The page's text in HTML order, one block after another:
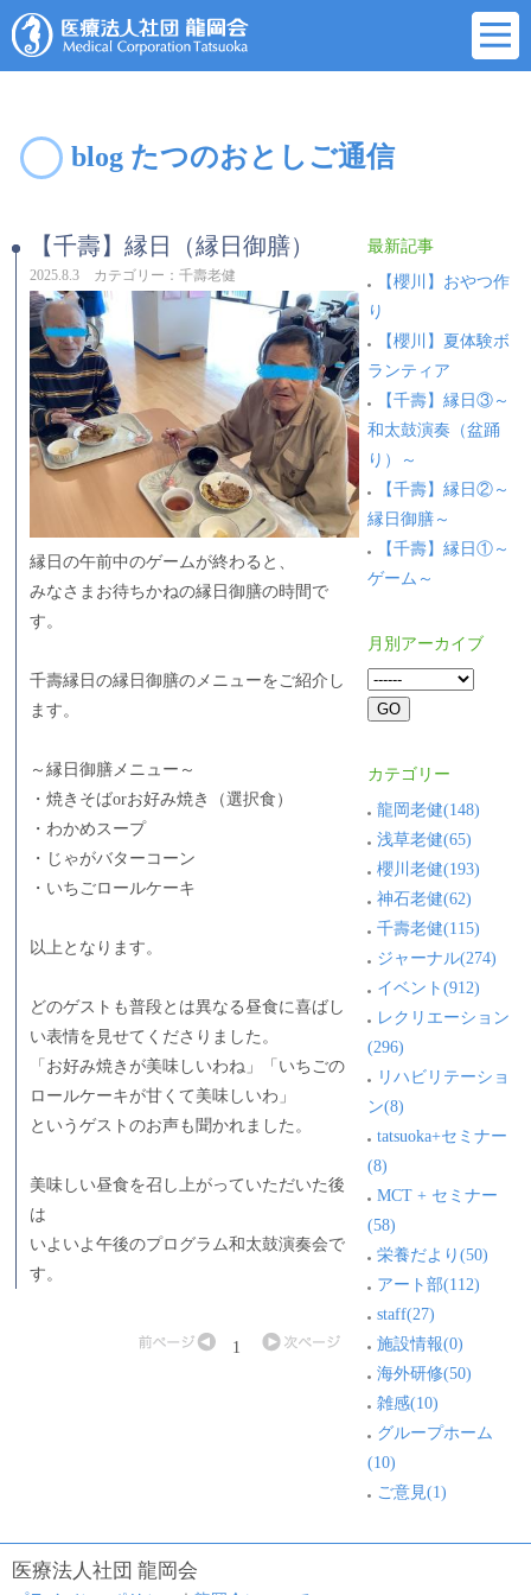
blog たつのおとしご通信
【千壽】縁日（縁日御膳）
2025.8.3 カテゴリー：千壽老健
縁日の午前中のゲームが終わると、
みなさまお待ちかねの縁日御膳の時間で
す。
千壽縁日の縁日御膳のメニューをご紹介し
ます。
～縁日御膳メニュー～
・焼きそばorお好み焼き（選択食）
・わかめスープ
・じゃがバターコーン
・いちごロールケーキ
以上となります。
どのゲストも普段とは異なる昼食に喜ばし
い表情を見せてくださりました。
「お好み焼きが美味しいわね」「いちごの
ロールケーキが甘くて美味しいわ」
というゲストのお声も聞かれました。
美味しい昼食を召し上がっていただいた後
は
いよいよ午後のプログラム和太鼓演奏会で
す。
1
最新記事
【櫻川】おやつ作
り
【櫻川】夏体験ボ
ランティア
【千壽】縁日③～
和太鼓演奏（盆踊
り）～
【千壽】縁日②～
縁日御膳～
【千壽】縁日①～
ゲーム～
月別アーカイブ
カテゴリー
龍岡老健(148)
浅草老健(65)
櫻川老健(193)
神石老健(62)
千壽老健(115)
ジャーナル(274)
イベント(912)
レクリエーション
(296)
リハビリテーショ
ン(8)
tatsuoka+セミナー
(8)
MCT + セミナー
(58)
栄養だより(50)
アート部(112)
staff(27)
施設情報(0)
海外研修(50)
雑感(10)
グループホーム
(10)
ご意見(1)
医療法人社団 龍岡会